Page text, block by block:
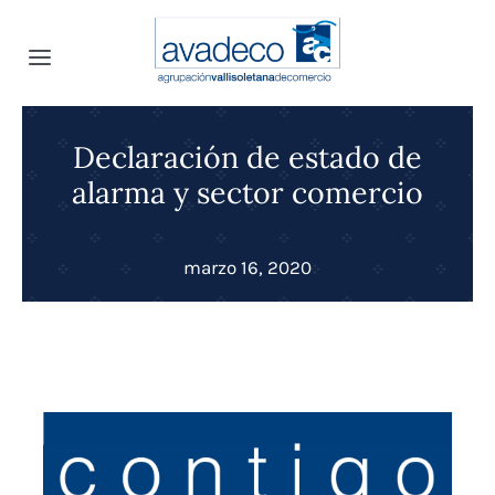
Toggle
Navigation
INFOavadeco
Canal Interno de Denuncias
Transparencia
Convenios
Selección de personal
Declaración de estado de
alarma y sector comercio
marzo 16, 2020